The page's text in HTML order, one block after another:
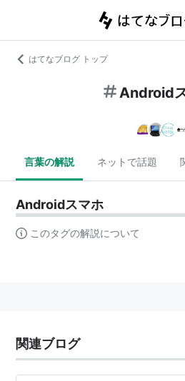
はてなブログ トップ
Android
言葉の解説 ネットで話題
Androidスマホ
このタグの解説について
関連ブログ